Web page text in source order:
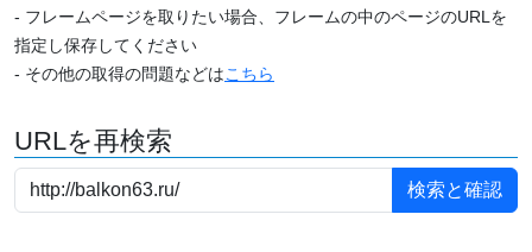
- フレームページを取りたい場合、フレームの中のページのURLを
指定し保存してください
- その他の取得の問題などはこちら
URLを再検索